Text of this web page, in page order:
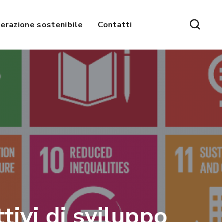
sostenibile Contatti